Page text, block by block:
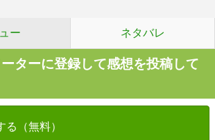
ー ネタバレ
ターに登録して感想を投稿して
る（無料）